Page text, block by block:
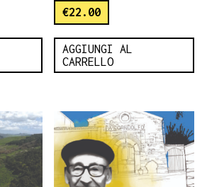
€22.00
AGGIUNGI AL
CARRELLO